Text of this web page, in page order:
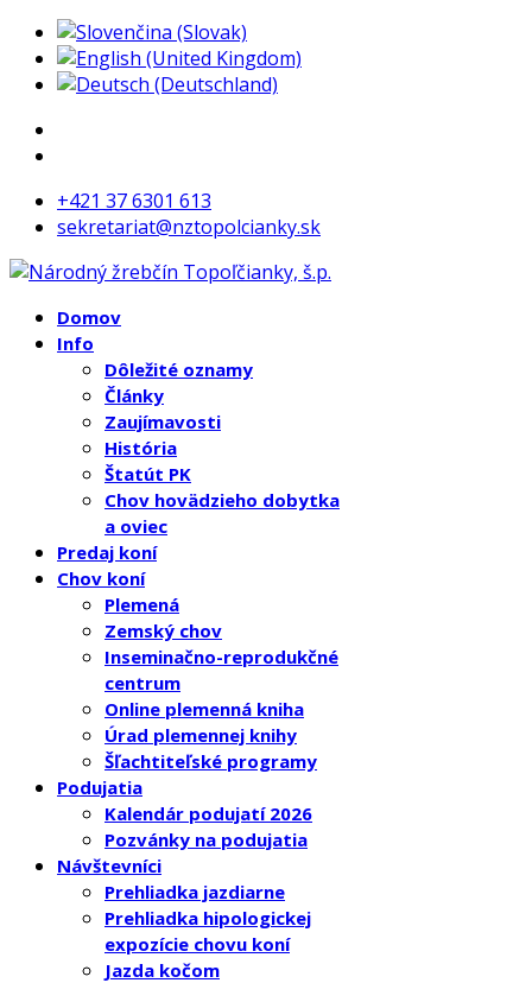
+421 37 6301 613
sekretariat@nztopolcianky.sk
Domov
Info
Dôležité oznamy
Články
Zaujímavosti
História
Štatút PK
Chov hovädzieho dobytka
a oviec
Predaj koní
Chov koní
Plemená
Zemský chov
Inseminačno-reprodukčné
centrum
Online plemenná kniha
Úrad plemennej knihy
Šľachtiteľské programy
Podujatia
Kalendár podujatí 2026
Pozvánky na podujatia
Návštevníci
Prehliadka jazdiarne
Prehliadka hipologickej
expozície chovu koní
Jazda kočom